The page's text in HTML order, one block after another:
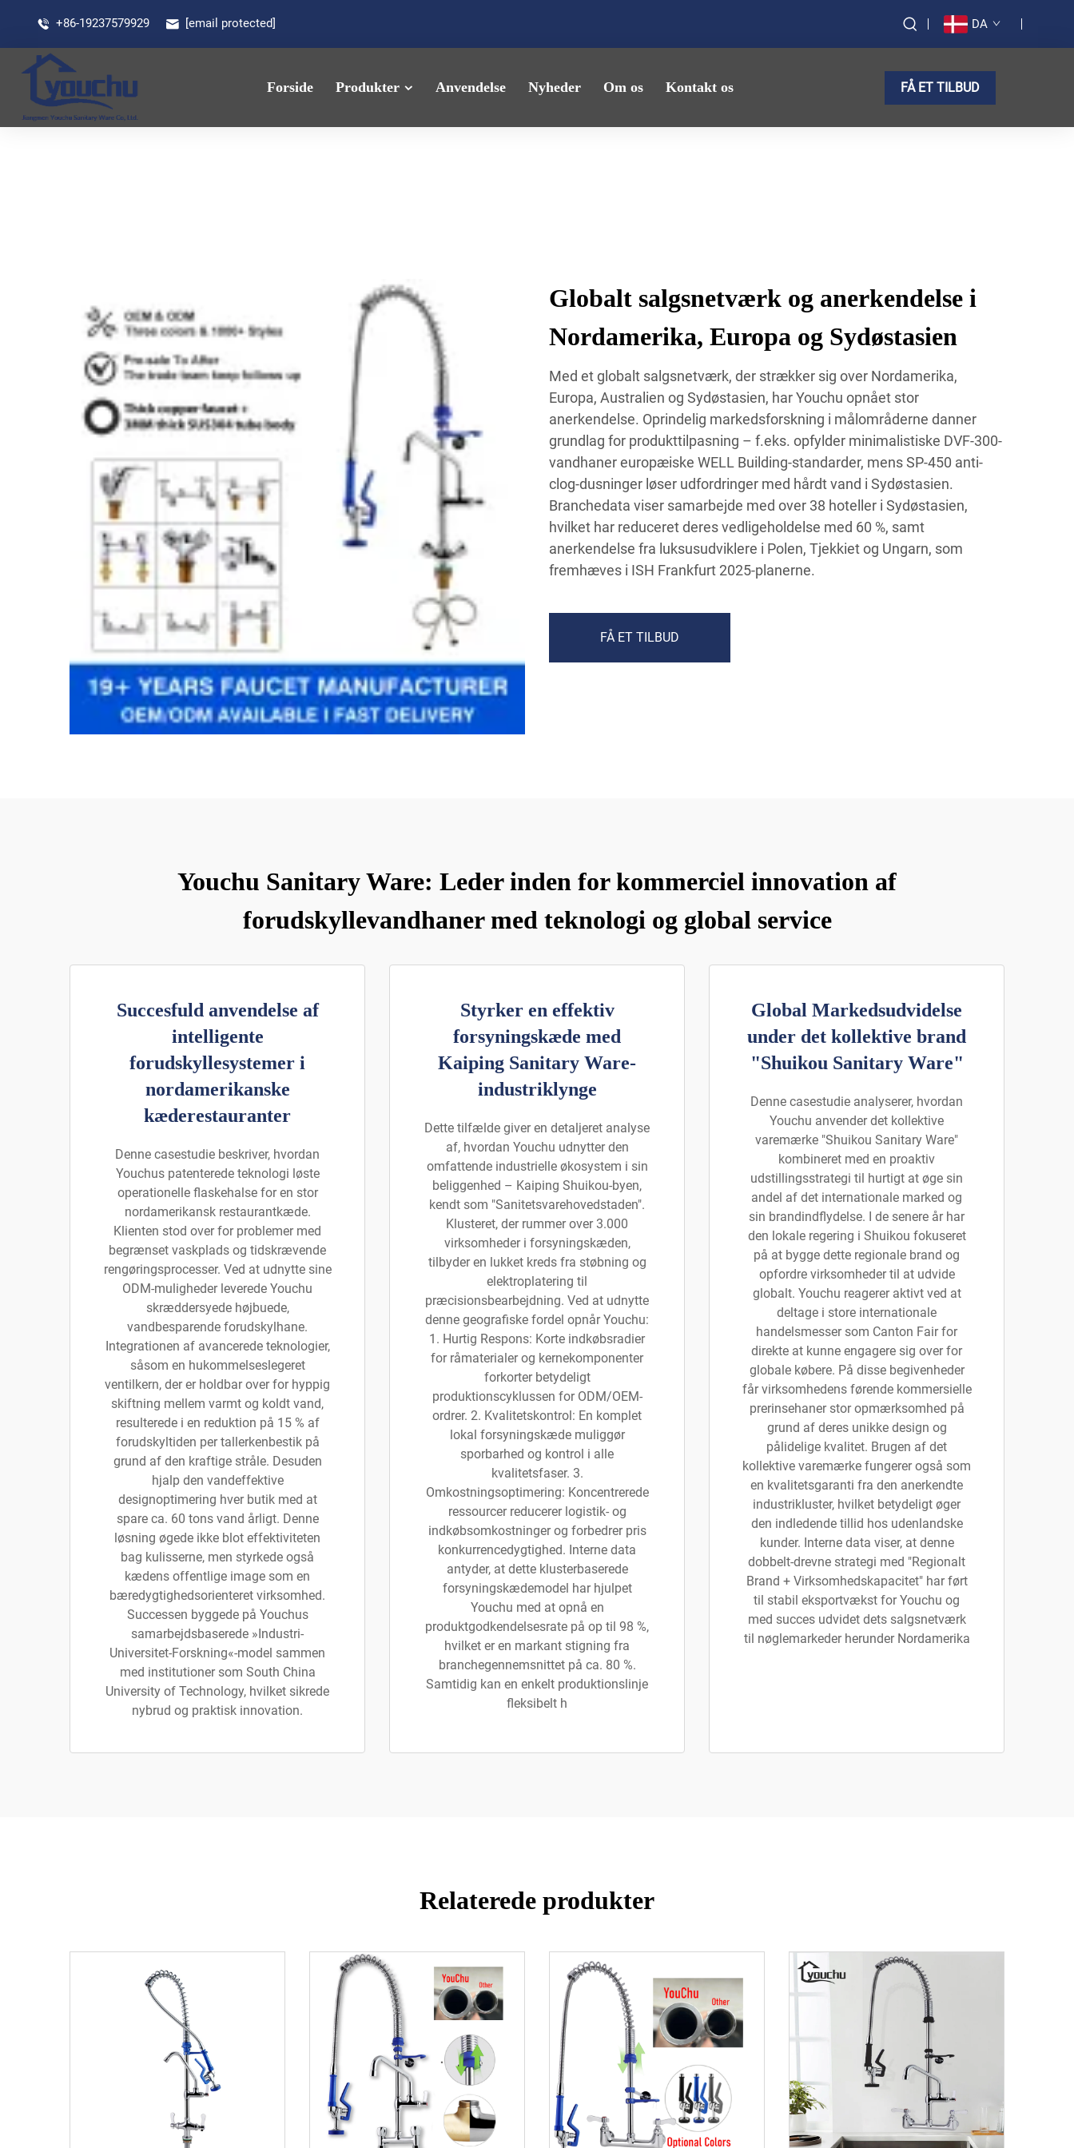
+86-19237579929 [email protected] DA
Forside Produkter Anvendelse Nyheder Om os Kontakt os FÅ ET TILBUD
Globalt salgsnetværk og anerkendelse i
Nordamerika, Europa og Sydøstasien
Med et globalt salgsnetværk, der strækker sig over Nordamerika,
Europa, Australien og Sydøstasien, har Youchu opnået stor
anerkendelse. Oprindelig markedsforskning i målområderne danner
grundlag for produkttilpasning – f.eks. opfylder minimalistiske DVF-300-
vandhaner europæiske WELL Building-standarder, mens SP-450 anti-
clog-dusninger løser udfordringer med hårdt vand i Sydøstasien.
Branchedata viser samarbejde med over 38 hoteller i Sydøstasien,
hvilket har reduceret deres vedligeholdelse med 60 %, samt
anerkendelse fra luksusudviklere i Polen, Tjekkiet og Ungarn, som
fremhæves i ISH Frankfurt 2025-planerne.
FÅ ET TILBUD
Youchu Sanitary Ware: Leder inden for kommerciel innovation af
forudskyllevandhaner med teknologi og global service
Succesfuld anvendelse af
intelligente
forudskyllesystemer i
nordamerikanske
kæderestauranter
Denne casestudie beskriver, hvordan
Youchus patenterede teknologi løste
operationelle flaskehalse for en stor
nordamerikansk restaurantkæde.
Klienten stod over for problemer med
begrænset vaskplads og tidskrævende
rengøringsprocesser. Ved at udnytte sine
ODM-muligheder leverede Youchu
skræddersyede højbuede,
vandbesparende forudskylhane.
Integrationen af avancerede teknologier,
såsom en hukommelseslegeret
ventilkern, der er holdbar over for hyppig
skiftning mellem varmt og koldt vand,
resulterede i en reduktion på 15 % af
forudskyltiden per tallerkenbestik på
grund af den kraftige stråle. Desuden
hjalp den vandeffektive
designoptimering hver butik med at
spare ca. 60 tons vand årligt. Denne
løsning øgede ikke blot effektiviteten
bag kulisserne, men styrkede også
kædens offentlige image som en
bæredygtighedsorienteret virksomhed.
Successen byggede på Youchus
samarbejdsbaserede »Industri-
Universitet-Forskning«-model sammen
med institutioner som South China
University of Technology, hvilket sikrede
nybrud og praktisk innovation.
Styrker en effektiv
forsyningskæde med
Kaiping Sanitary Ware-
industriklynge
Dette tilfælde giver en detaljeret analyse
af, hvordan Youchu udnytter den
omfattende industrielle økosystem i sin
beliggenhed – Kaiping Shuikou-byen,
kendt som "Sanitetsvarehovedstaden".
Klusteret, der rummer over 3.000
virksomheder i forsyningskæden,
tilbyder en lukket kreds fra støbning og
elektroplatering til
præcisionsbearbejdning. Ved at udnytte
denne geografiske fordel opnår Youchu:
1. Hurtig Respons: Korte indkøbsradier
for råmaterialer og kernekomponenter
forkorter betydeligt
produktionscyklussen for ODM/OEM-
ordrer. 2. Kvalitetskontrol: En komplet
lokal forsyningskæde muliggør
sporbarhed og kontrol i alle
kvalitetsfaser. 3.
Omkostningsoptimering: Koncentrerede
ressourcer reducerer logistik- og
indkøbsomkostninger og forbedrer pris
konkurrencedygtighed. Interne data
antyder, at dette klusterbaserede
forsyningskædemodel har hjulpet
Youchu med at opnå en
produktgodkendelsesrate på op til 98 %,
hvilket er en markant stigning fra
branchegennemsnittet på ca. 80 %.
Samtidig kan en enkelt produktionslinje
fleksibelt h
Global Markedsudvidelse
under det kollektive brand
"Shuikou Sanitary Ware"
Denne casestudie analyserer, hvordan
Youchu anvender det kollektive
varemærke "Shuikou Sanitary Ware"
kombineret med en proaktiv
udstillingsstrategi til hurtigt at øge sin
andel af det internationale marked og
sin brandindflydelse. I de senere år har
den lokale regering i Shuikou fokuseret
på at bygge dette regionale brand og
opfordre virksomheder til at udvide
globalt. Youchu reagerer aktivt ved at
deltage i store internationale
handelsmesser som Canton Fair for
direkte at kunne engagere sig over for
globale købere. På disse begivenheder
får virksomhedens førende kommersielle
prerinsehaner stor opmærksomhed på
grund af deres unikke design og
pålidelige kvalitet. Brugen af det
kollektive varemærke fungerer også som
en kvalitetsgaranti fra den anerkendte
industrikluster, hvilket betydeligt øger
den indledende tillid hos udenlandske
kunder. Interne data viser, at denne
dobbelt-drevne strategi med "Regionalt
Brand + Virksomhedskapacitet" har ført
til stabil eksportvækst for Youchu og
med succes udvidet dets salgsnetværk
til nøglemarkeder herunder Nordamerika
Relaterede produkter